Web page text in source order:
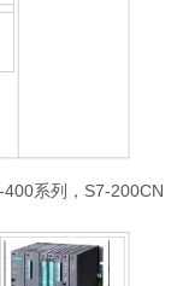
系列，S7-200CN